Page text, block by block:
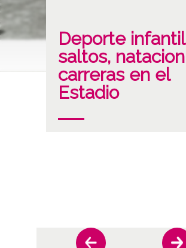
Deporte
saltos,
carreras en el
Estadio